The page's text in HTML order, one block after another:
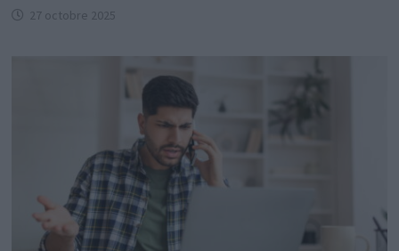
27 octobre 2025